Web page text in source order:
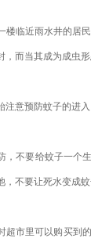
楼临近雨水井的居
而当其成为成虫
注意预防蚊子的进
，不要给蚊子一个
不要让死水变成蚊
超市里可以购买到